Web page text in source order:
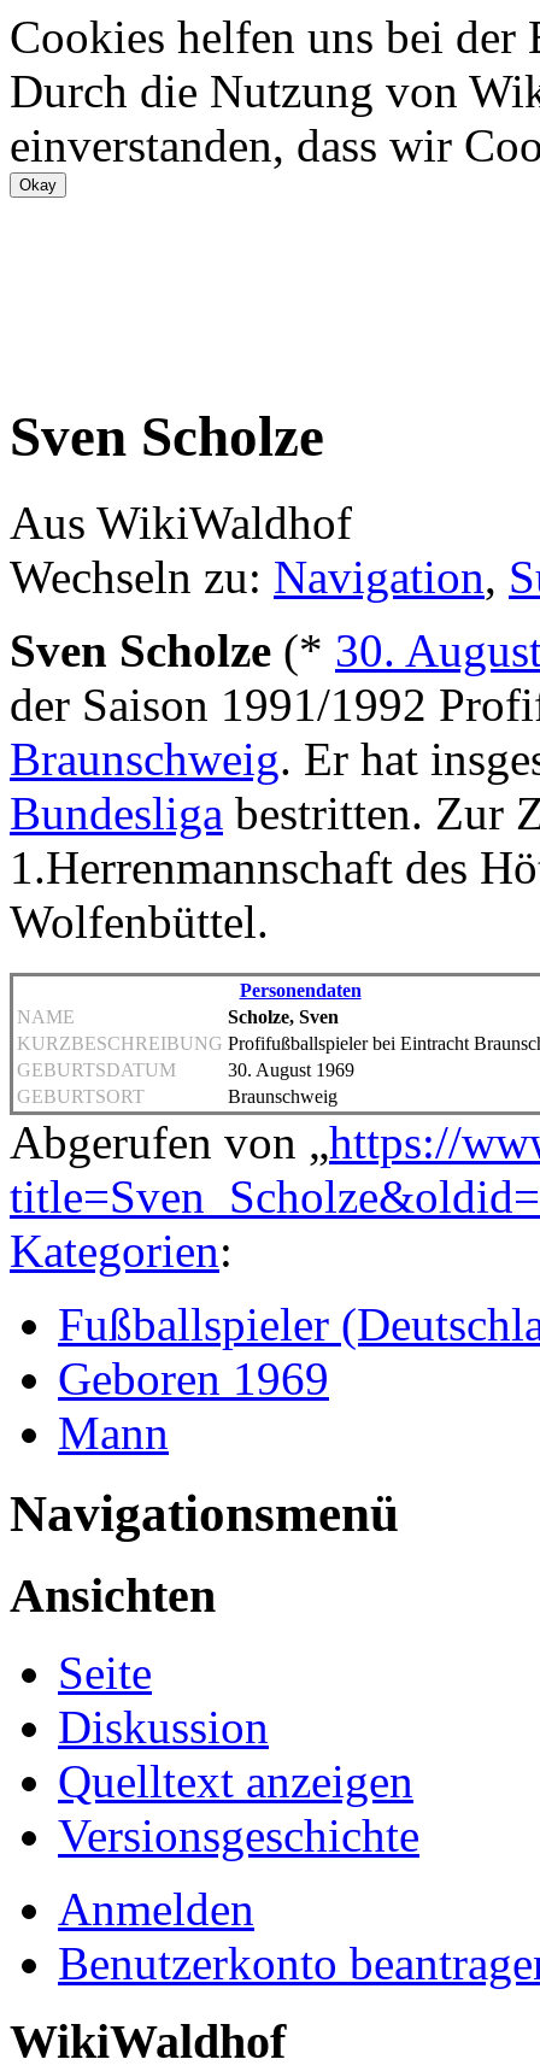
Cookies helfen uns bei
Durch die Nutzung von
einverstanden, dass wir
Sven Scholze
Aus WikiWaldhof
Wechseln zu: Navigation,
Sven Scholze (* 30.
der Saison 1991/1992
Braunschweig. Er hat
Bundesliga bestritten. Zur
1.Herrenmannschaft des
Wolfenbüttel.
Personendaten
NAME
Scholze, Sven
KURZBESCHREIBUNG Profifußballspieler bei Eintracht
GEBURTSDATUM
30. August 1969
GEBURTSORT
Braunschweig
Abgerufen von „https://
Kategorien:
Fußballspieler
Geboren 1969
Mann
Navigationsmenü
Ansichten
Seite
Diskussion
Quelltext anzeigen
Versionsgeschichte
Anmelden
Benutzerkonto
WikiWaldhof